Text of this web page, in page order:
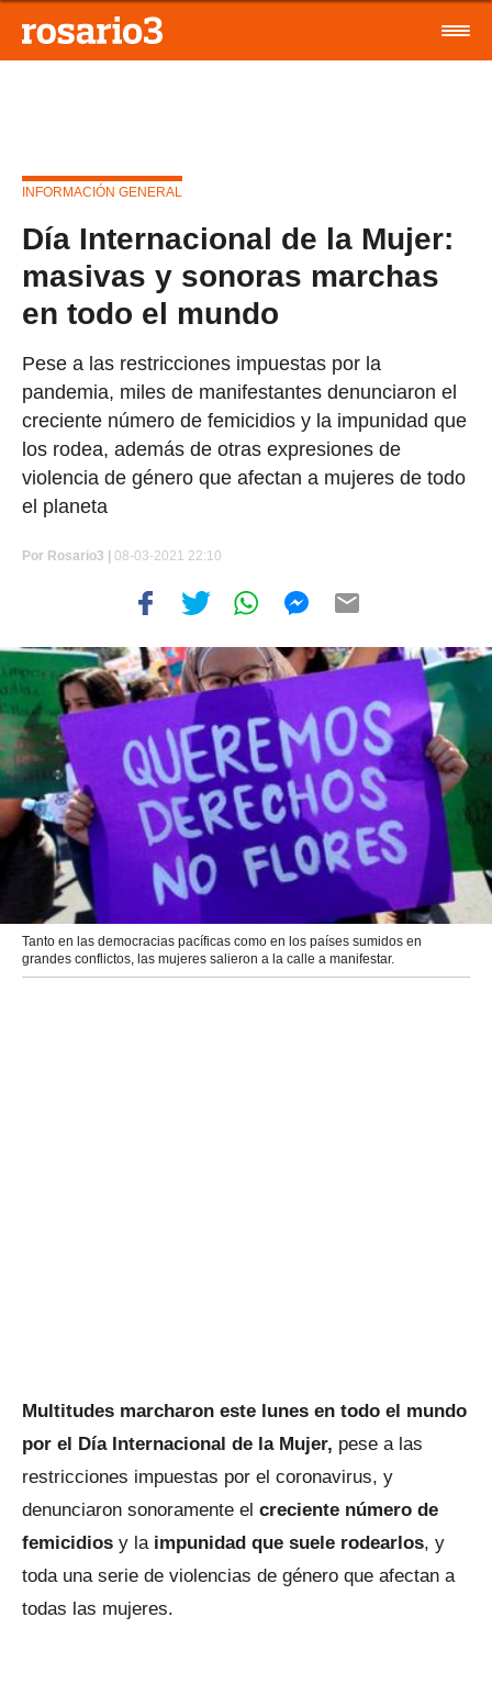
INFORMACIÓN GENERAL
Día Internacional de la Mujer:
masivas y sonoras marchas
en todo el mundo
Pese a las restricciones impuestas por la
pandemia, miles de manifestantes denunciaron el
creciente número de femicidios y la impunidad que
los rodea, además de otras expresiones de
violencia de género que afectan a mujeres de todo
el planeta
Por Rosario3 | 08-03-2021 22:10
Tanto en las democracias pacíficas como en los países sumidos en
grandes conflictos, las mujeres salieron a la calle a manifestar.
Multitudes marcharon este lunes en todo el mundo
por el Día Internacional de la Mujer, pese a las
restricciones impuestas por el coronavirus, y
denunciaron sonoramente el creciente número de
femicidios y laimpunidad que suele rodearlos, y
toda una serie de violencias de género que afectan a
todas las mujeres.